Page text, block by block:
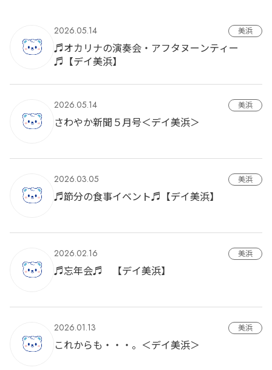
2026.05.14 美浜
♬オカリナの演奏会・アフタヌーンティー
♬【デイ美浜】
2026.05.14 美浜
さわやか新聞５月号＜デイ美浜＞
2026.03.05 美浜
♬節分の食事イベント♬【デイ美浜】
2026.02.16 美浜
♬忘年会♬ 【デイ美浜】
2026.01.13 美浜
これからも・・・。＜デイ美浜＞